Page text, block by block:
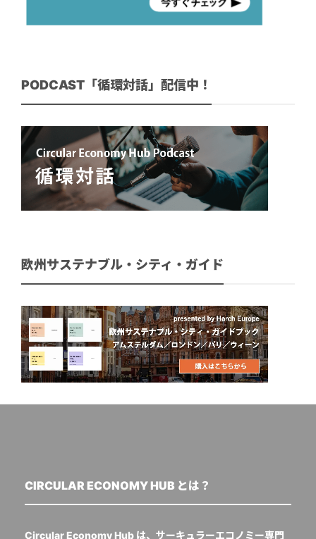
PODCAST「循環対話」配信中！
欧州サステナブル・シティ・ガイド
CIRCULAR ECONOMY HUB とは？
Circular Economy Hub は、サーキュラーエコノミー専門